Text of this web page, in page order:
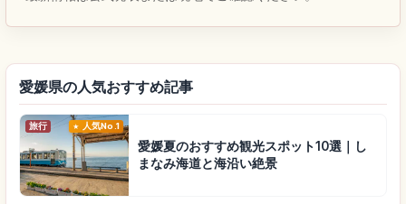
愛媛県の人気おすすめ記事
旅行 人気No.1
愛媛夏のおすすめ観光スポット10選｜し
まなみ海道と海沿い絶景